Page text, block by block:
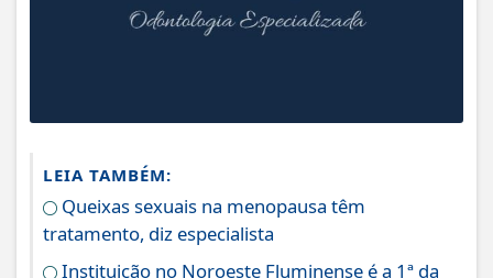
LEIA TAMBÉM:
Queixas sexuais na menopausa têm
tratamento, diz especialista
Instituição no Noroeste Fluminense é a 1ª da